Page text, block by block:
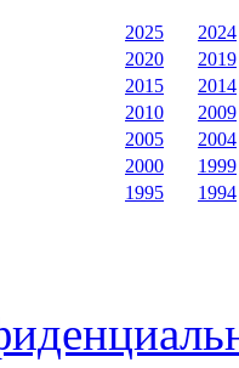
2025
2024
2020
2019
2015
2014
2010
2009
2005
2004
2000
1999
1995
1994